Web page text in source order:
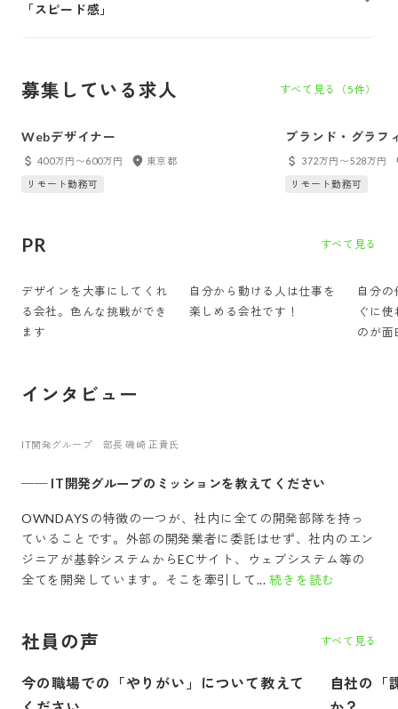
「スピード感」
募集している求人 すべて見る（5件）
Webデザイナー
400万円〜600万円
東京都
リモート勤務可
ブランド・グラフ
372万円〜528万円
リモート勤務可
PR すべて見る
デザインを大事にしてくれ
る会社。色んな挑戦ができ
ます
自分から動ける人は仕事を
楽しめる会社です！
自分の
ぐに
のが面
インタビュー
IT開発グループ 部長 磯崎 正貴氏
── IT開発グループのミッションを教えてください
OWNDAYSの特徴の一つが、社内に全ての開発部隊を持っ
ていることです。外部の開発業者に委託はせず、社内のエン
ジニアが基幹システムからECサイト、ウェブシステム等の
全てを開発しています。そこを牽引して... 続きを読む
社員の声 すべて見る
今の職場での「やりがい」について教えて
自社の「